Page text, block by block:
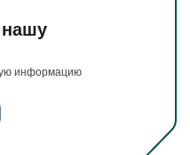
информацию